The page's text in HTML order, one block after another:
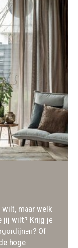
wilt, maar welk
jij wilt? Krijg je
Of
hoge